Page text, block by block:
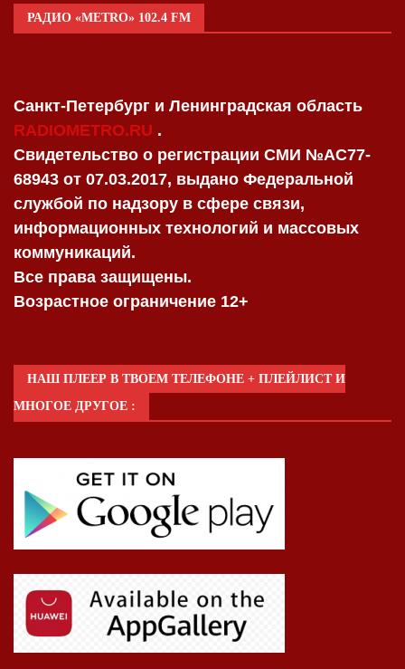
РАДИО «METRO» 102.4 FM
Санкт-Петербург и Ленинградская область
RADIOMETRO.RU .
Свидетельство о регистрации СМИ №AC77-
68943 от 07.03.2017, выдано Федеральной
службой по надзору в сфере связи,
информационных технологий и массовых
коммуникаций.
Все права защищены.
Возрастное ограничение 12+
НАШ ПЛЕЕР В ТВОЕМ ТЕЛЕФОНЕ + ПЛЕЙЛИСТ И
МНОГОЕ ДРУГОЕ :